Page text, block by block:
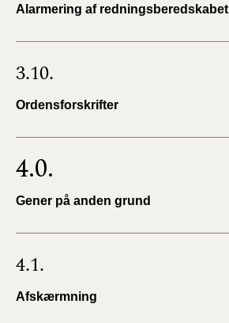
Alarmering af redningsberedskabet
3.10.
Ordensforskrifter
4.0.
Gener på anden grund
4.1.
Afskærmning